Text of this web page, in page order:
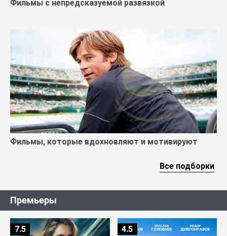
Фильмы с непредсказуемой развязкой
Фильмы, которые вдохновляют и мотивируют
Все подборки
Премьеры
7.5 4.5